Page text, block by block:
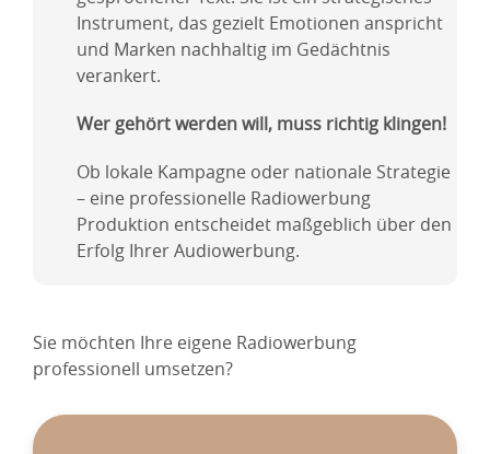
Instrument, das gezielt Emotionen anspricht
und Marken nachhaltig im Gedächtnis
verankert.
Wer gehört werden will, muss richtig klingen!
Ob lokale Kampagne oder nationale Strategie
– eine professionelle Radiowerbung
Produktion entscheidet maßgeblich über den
Erfolg Ihrer Audiowerbung.
Sie möchten Ihre eigene Radiowerbung
professionell umsetzen?